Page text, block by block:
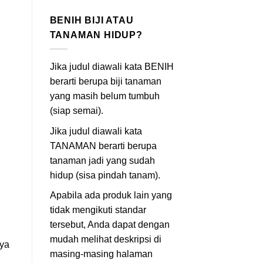
BENIH BIJI ATAU
TANAMAN HIDUP?
Jika judul diawali kata BENIH
berarti berupa biji tanaman
yang masih belum tumbuh
(siap semai).
Jika judul diawali kata
TANAMAN berarti berupa
tanaman jadi yang sudah
hidup (sisa pindah tanam).
Apabila ada produk lain yang
tidak mengikuti standar
tersebut, Anda dapat dengan
mudah melihat deskripsi di
masing-masing halaman